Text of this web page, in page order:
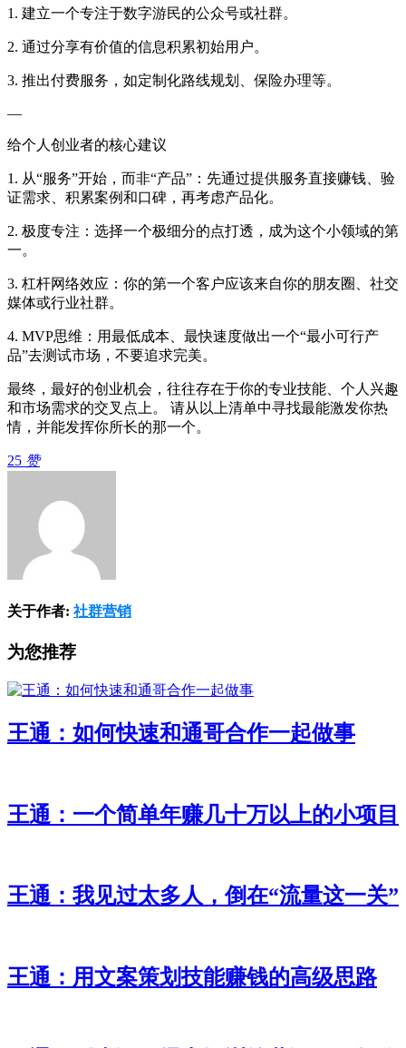
1. 建立一个专注于数字游民的公众号或社群。
2. 通过分享有价值的信息积累初始用户。
3. 推出付费服务，如定制化路线规划、保险办理等。
—
给个人创业者的核心建议
1. 从“服务”开始，而非“产品”：先通过提供服务直接赚钱、验
证需求、积累案例和口碑，再考虑产品化。
2. 极度专注：选择一个极细分的点打透，成为这个小领域的第
一。
3. 杠杆网络效应：你的第一个客户应该来自你的朋友圈、社交
媒体或行业社群。
4. MVP思维：用最低成本、最快速度做出一个“最小可行产
品”去测试市场，不要追求完美。
最终，最好的创业机会，往往存在于你的专业技能、个人兴趣
和市场需求的交叉点上。 请从以上清单中寻找最能激发你热
情，并能发挥你所长的那一个。
25 赞
关于作者: 社群营销
为您推荐
王通：如何快速和通哥合作一起做事
王通：一个简单年赚几十万以上的小项目
王通：我见过太多人，倒在“流量这一关”
王通：用文案策划技能赚钱的高级思路